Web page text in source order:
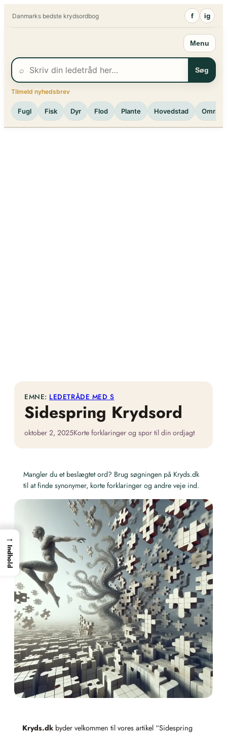
Danmarks bedste krydsordbog f ig
Menu
⌕ Søg
Tilmeld nyhedsbrev
Fugl Fisk Dyr Flod Plante Hovedstad Område
EMNE: LEDETRÅDE MED S
Sidespring Krydsord
oktober 2, 2025Korte forklaringer og spor til din ordjagt
Mangler du et beslægtet ord? Brug søgningen på Kryds.dk
til at finde synonymer, korte forklaringer og andre veje ind.
Kryds.dk byder velkommen til vores artikel “Sidespring
→
Indhold